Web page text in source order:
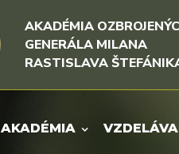
AKADÉMIA
GENERÁLA MILANA
RASTISLAVA
AKADÉMIA